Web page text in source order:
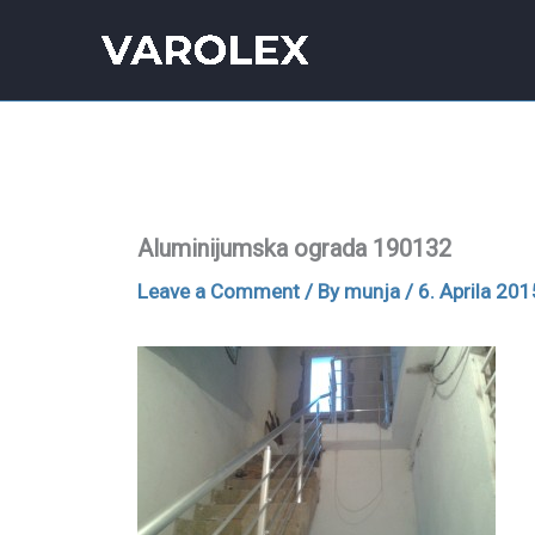
Aluminijumska ograda 190132
Leave a Comment / By munja / 6. Aprila